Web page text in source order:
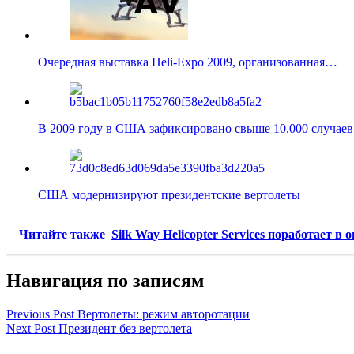
Очередная выставка Heli-Expo 2009, организованная…
В 2009 году в США зафиксировано свыше 10.000
США модернизируют президентские вертолеты
Читайте также Silk Way Helicopter Services поработает в
Навигация по записям
Previous Post Вертолеты: режим авторотации
Next Post Президент без вертолета